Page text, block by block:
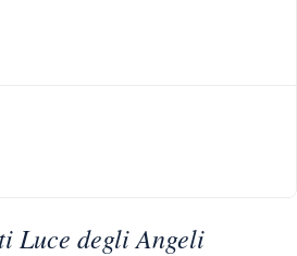
Luce degli Angeli